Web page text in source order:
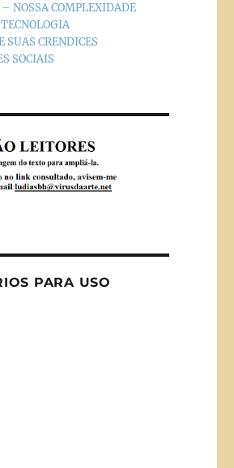
NOSSA COMPLEXIDADE
SUAS CRENDICES
SOCIAIS
PARA USO